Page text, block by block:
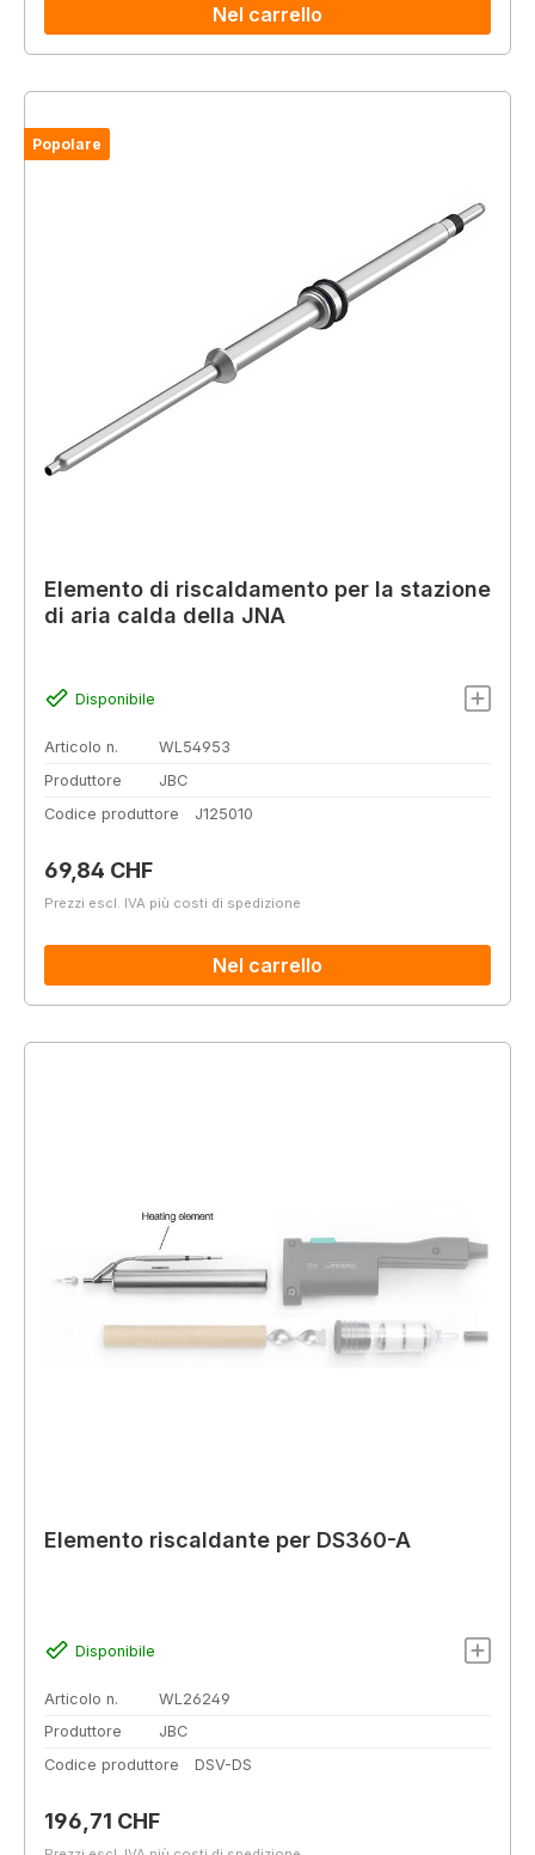
Nel carrello
Popolare
Elemento di riscaldamento per la stazione
di aria calda della JNA
Disponibile
Articolo n.
WL54953
Produttore
JBC
Codice produttore
J125010
Prezzo normale:
69,84 CHF
Prezzi escl. IVA più costi di spedizione
Nel carrello
Elemento riscaldante per DS360-A
Disponibile
Articolo n.
WL26249
Produttore
JBC
Codice produttore
DSV-DS
Prezzo normale:
196,71 CHF